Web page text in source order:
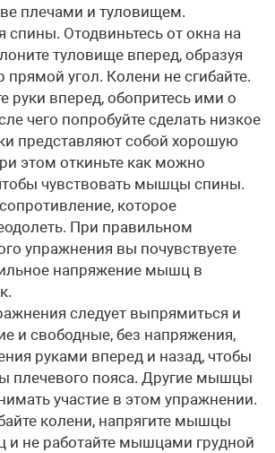
плечами и туловищем.
спины. Отодвиньтесь от окна на
туловище вперед, образуя
прямой угол. Колени не сгибайте.
руки вперед, обопритесь ими о
чего попробуйте сделать низкое
представляют собой хорошую
этом откиньте как можно
чувствовать мышцы спины.
которое
При правильном
упражнения вы почувствуете
напряжение мышц в
следует выпрямиться и
и свободные, без напряжения,
руками вперед и назад, чтобы
плечевого пояса. Другие мышцы
участие в этом упражнении.
колени, напрягите мышцы
и не работайте мышцами грудной